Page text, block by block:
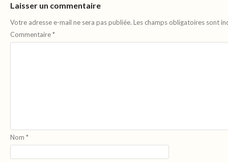
Laisser un commentaire
Votre adresse e-mail ne sera pas publiée. Les champs obligatoires sont
Commentaire*
Nom *